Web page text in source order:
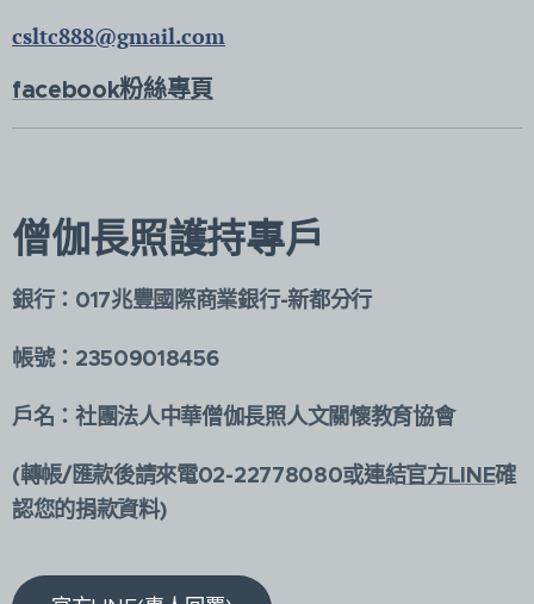
csltc888@gmail.com
facebook粉絲專頁
僧伽長照護持專戶
銀行：017兆豐國際商業銀行-新都分行
帳號：23509018456
戶名：社團法人中華僧伽長照人文關懷教育協會
(轉帳/匯款後請來電02-22778080或連結官方LINE確
認您的捐款資料)